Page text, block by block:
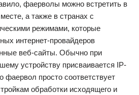
фаерволы можно встретить в
а также в странах с
режимами, которые
интернет-провайдеров
веб-сайты. Обычно при
устройству присваивается IP-
фаервол просто соответствует
обработки исходящего и